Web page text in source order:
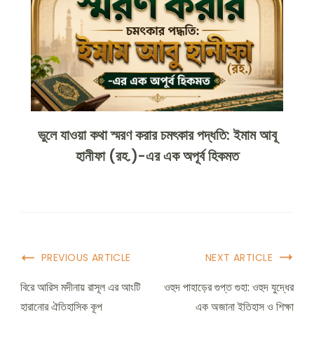
ভুলে যাওয়া কথা স্মরণ করার চমৎকার পদ্ধতি: ইমাম আবূ
হানীফা (রহ.)-এর এক অপূর্ব হিকমত
PREVIOUS ARTICLE
বিরে আরিস মদীনায় রাসূল এর আংটি
হারানোর ঐতিহাসিক কূপ
NEXT ARTICLE
ওহুদ পাহাড়ের গুপ্ত গুহা: ওহুদ যুদ্ধের
এক অজানা ইতিহাস ও শিক্ষা